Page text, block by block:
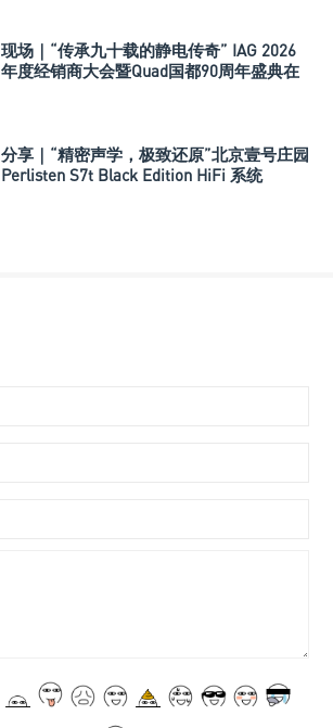
现场｜“传承九十载的静电传奇” IAG 2026
年度经销商大会暨Quad国都90周年盛典在
分享｜“精密声学，极致还原”北京壹号庄园
Perlisten S7t Black Edition HiFi 系统